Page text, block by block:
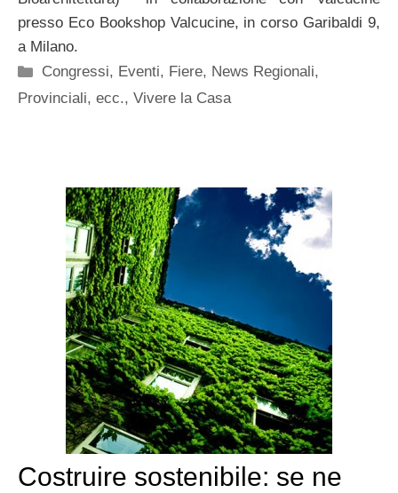
presso Eco Bookshop Valcucine, in corso Garibaldi 9,
a Milano.
Categorie
Congressi, Eventi, Fiere, News Regionali,
Provinciali, ecc., Vivere la Casa
Costruire sostenibile: se ne